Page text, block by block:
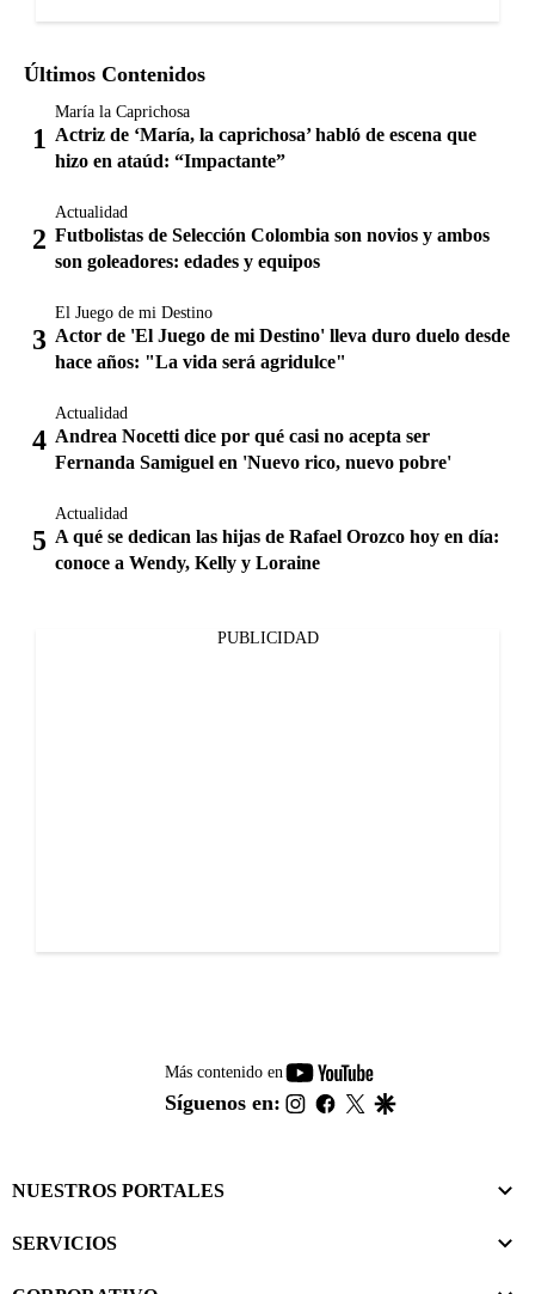
Últimos Contenidos
María la Caprichosa
Actriz de ‘María, la caprichosa’ habló de escena que
hizo en ataúd: “Impactante”
Actualidad
Futbolistas de Selección Colombia son novios y ambos
son goleadores: edades y equipos
El Juego de mi Destino
Actor de 'El Juego de mi Destino' lleva duro duelo desde
hace años: "La vida será agridulce"
Actualidad
Andrea Nocetti dice por qué casi no acepta ser
Fernanda Samiguel en 'Nuevo rico, nuevo pobre'
Actualidad
A qué se dedican las hijas de Rafael Orozco hoy en día:
conoce a Wendy, Kelly y Loraine
PUBLICIDAD
Más contenido en
youtube-
footer
Síguenos en: instagram
facebook
twitter
NUESTROS PORTALES
SERVICIOS